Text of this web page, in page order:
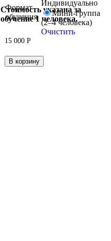
Стоимость указана за
обучение 1 человека.
из 5
Формат
обучения
Индивидуально
Мини-группа
(2–4 человека)
Очистить
15 000 Р
В корзину